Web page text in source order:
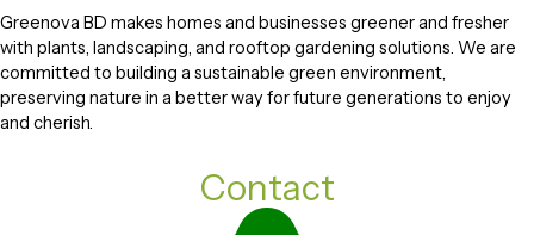
Greenova BD makes homes and businesses greener and fresher
with plants, landscaping, and rooftop gardening solutions. We are
committed to building a sustainable green environment,
preserving nature in a better way for future generations to enjoy
and cherish.
Contact